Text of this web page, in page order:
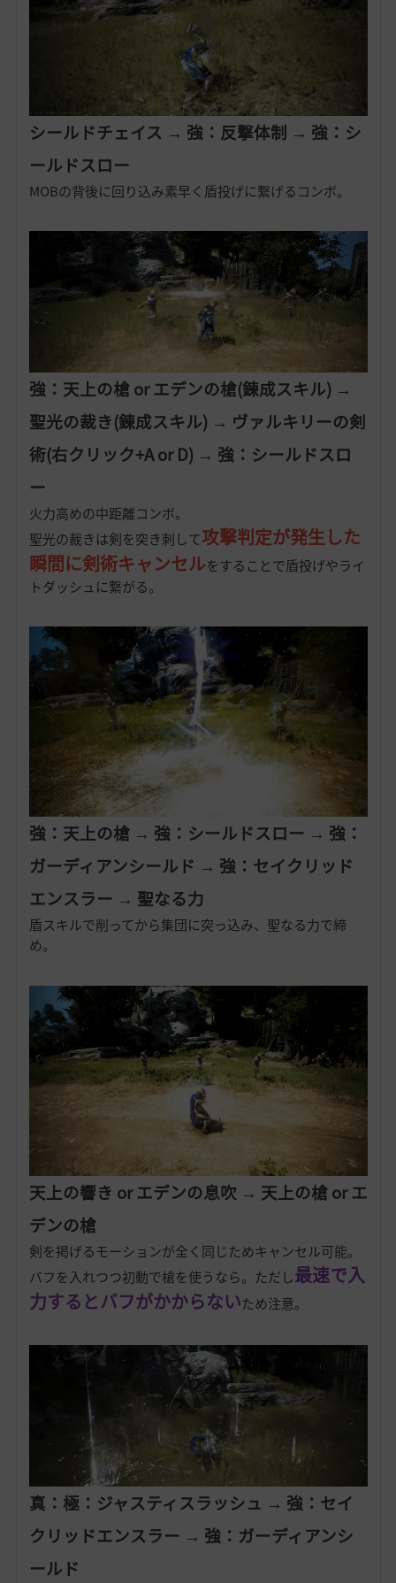
シールドチェイス → 強：反撃体制 → 強：シ
ールドスロー
MOBの背後に回り込み素早く盾投げに繋げるコンボ。
強：天上の槍 or エデンの槍(錬成スキル) →
聖光の裁き(錬成スキル) → ヴァルキリーの剣
術(右クリック+A or D) → 強：シールドスロ
ー
火力高めの中距離コンボ。
聖光の裁きは剣を突き刺して攻撃判定が発生した
瞬間に剣術キャンセルをすることで盾投げやライ
トダッシュに繋がる。
強：天上の槍 → 強：シールドスロー → 強：
ガーディアンシールド → 強：セイクリッド
エンスラー → 聖なる力
盾スキルで削ってから集団に突っ込み、聖なる力で締
め。
天上の響き or エデンの息吹 → 天上の槍 or エ
デンの槍
剣を掲げるモーションが全く同じためキャンセル可能。
バフを入れつつ初動で槍を使うなら。ただし最速で入
力するとバフがかからないため注意。
真：極：ジャスティスラッシュ → 強：セイ
クリッドエンスラー → 強：ガーディアンシ
ールド